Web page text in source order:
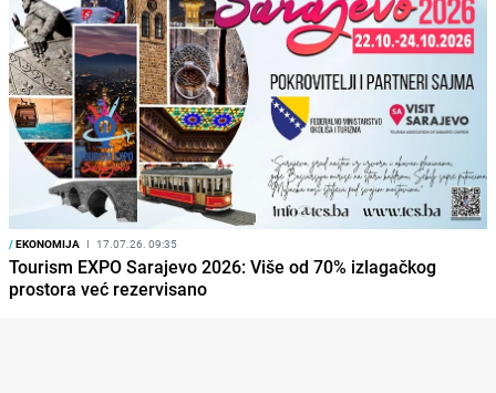
/EKONOMIJA I 17.07.26. 09:35
Tourism EXPO Sarajevo 2026: Više od 70% izlagačkog
prostora već rezervisano